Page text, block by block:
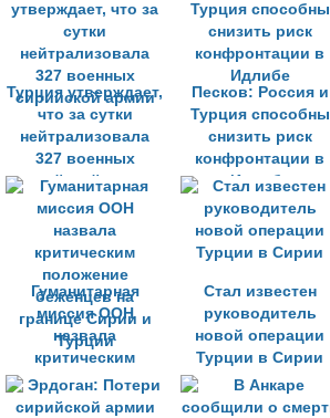
эксплуатацию в
течение недели
Турция утверждает,
что за сутки
нейтрализовала
327 военных
сирийской армии
Песков: Россия и
Турция способны
снизить риск
конфронтации в
Идлибе
Гуманитарная
миссия ООН
назвала
критическим
положение
беженцев на
Стал известен
руководитель
новой операции
Турции в Сирии